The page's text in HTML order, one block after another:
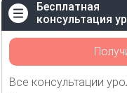
Бесплатная
консультация
Все консультации